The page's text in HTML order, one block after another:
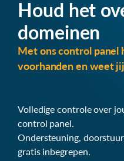
Houd het
domeinen
Met ons control panel
voorhanden en weet
Volledige controle over
control panel.
Ondersteuning,
gratis inbegrepen.